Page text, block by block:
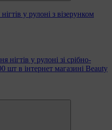
у рулоні з візерунком